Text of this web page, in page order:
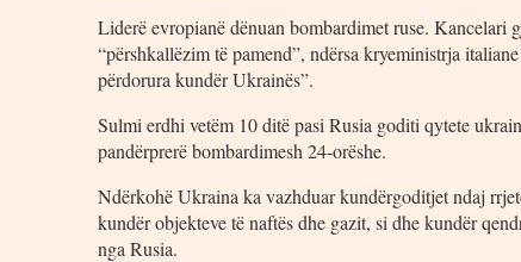
Liderë evropianë dënuan bombardimet ruse.
“përshkallëzim të pamend”, ndërsa kryeministrja
përdorura kundër Ukrainës”.
Sulmi erdhi vetëm 10 ditë pasi Rusia goditi qytete
pandërprerë bombardimesh 24-orëshe.
Ndërkohë Ukraina ka vazhduar kundërgoditjet ndaj
kundër objekteve të naftës dhe gazit, si dhe kundër
nga Rusia.